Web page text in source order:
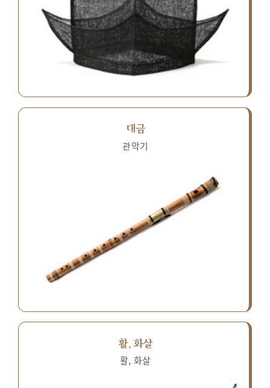
대금
관악기
활, 화살
활, 화살